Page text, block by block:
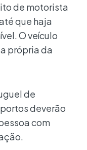
de motorista
que haja
O veículo
própria da
de
deverão
com